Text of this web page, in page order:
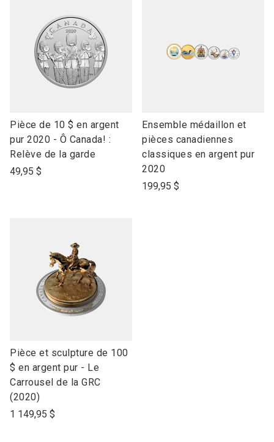
link
to
open
product
Pièce de 10 $ en argent
pur 2020 - Ô Canada! :
Relève de la garde
49,95 $
link
to
open
product
name
Ensemble médaillon et
pièces canadiennes
classiques en argent pur
2020
199,95 $
link
to
open
product
name
Pièce et sculpture de 100
$ en argent pur - Le
Carrousel de la GRC
(2020)
1 149,95 $